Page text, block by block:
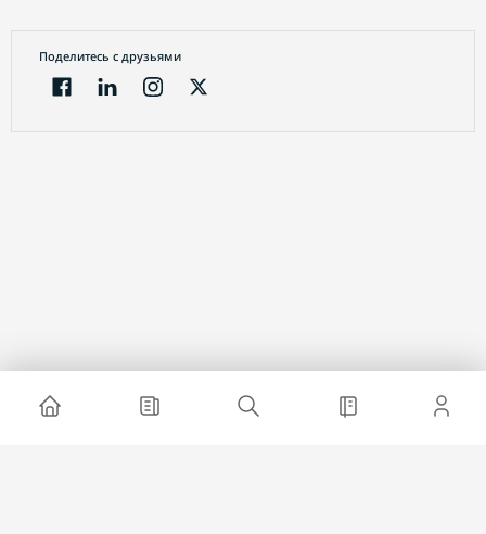
Поделитесь с друзьями